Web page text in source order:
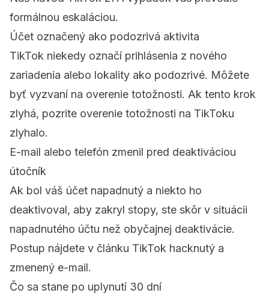
formálnou eskaláciou.
Účet označený ako podozrivá aktivita
TikTok niekedy označí prihlásenia z nového
zariadenia alebo lokality ako podozrivé. Môžete
byť vyzvaní na overenie totožnosti. Ak tento krok
zlyhá, pozrite overenie totožnosti na TikToku
zlyhalo.
E-mail alebo telefón zmenil pred deaktiváciou
útočník
Ak bol váš účet napadnutý a niekto ho
deaktivoval, aby zakryl stopy, ste skôr v situácii
napadnutého účtu než obyčajnej deaktivácie.
Postup nájdete v článku TikTok hacknutý a
zmenený e-mail.
Čo sa stane po uplynutí 30 dní